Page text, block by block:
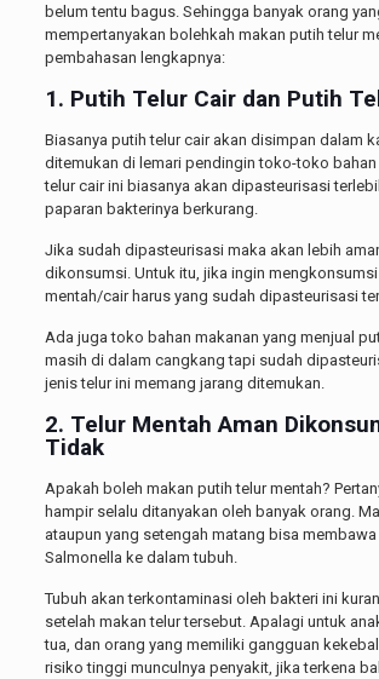
belum tentu bagus. Sehingga banyak orang
mempertanyakan bolehkah makan putih telur
pembahasan lengkapnya:
1. Putih Telur Cair dan Putih
Biasanya putih telur cair akan disimpan dalam
ditemukan di lemari pendingin toko-toko bahan
telur cair ini biasanya akan dipasteurisasi
paparan bakterinya berkurang.
Jika sudah dipasteurisasi maka akan lebih
dikonsumsi. Untuk itu, jika ingin
mentah/cair harus yang sudah dipasteurisasi
Ada juga toko bahan makanan yang menjual
masih di dalam cangkang tapi sudah
jenis telur ini memang jarang ditemukan.
2. Telur Mentah Aman
Tidak
Apakah boleh makan putih telur mentah?
hampir selalu ditanyakan oleh banyak orang.
ataupun yang setengah matang bisa
Salmonella ke dalam tubuh.
Tubuh akan terkontaminasi oleh bakteri ini
setelah makan telur tersebut. Apalagi untuk
tua, dan orang yang memiliki gangguan
risiko tinggi munculnya penyakit, jika terkena